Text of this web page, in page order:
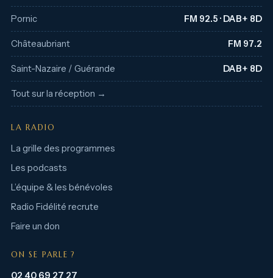
Pornic FM 92.5 · DAB+ 8D
Châteaubriant FM 97.2
Saint-Nazaire / Guérande DAB+ 8D
Tout sur la réception →
LA RADIO
La grille des programmes
Les podcasts
L’équipe & les bénévoles
Radio Fidélité recrute
Faire un don
ON SE PARLE ?
02 40 69 27 27